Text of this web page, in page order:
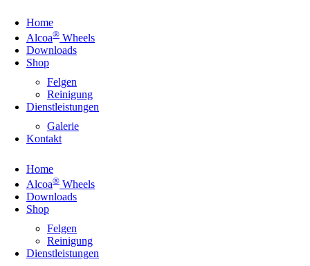
Home
Alcoa® Wheels
Downloads
Shop
Felgen
Reinigung
Dienstleistungen
Galerie
Kontakt
Home
Alcoa® Wheels
Downloads
Shop
Felgen
Reinigung
Dienstleistungen